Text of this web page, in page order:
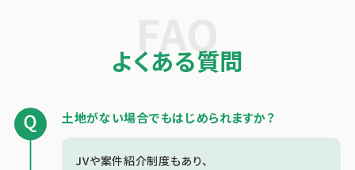
よくある質問
土地がない場合でもはじめられますか？
JVや案件紹介制度もあり、